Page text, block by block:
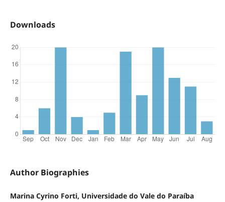
Downloads
Author Biographies
Marina Cyrino Forti, Universidade do Vale do Paraíba